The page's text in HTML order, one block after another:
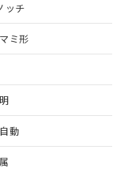
ッチ
ミ形
動